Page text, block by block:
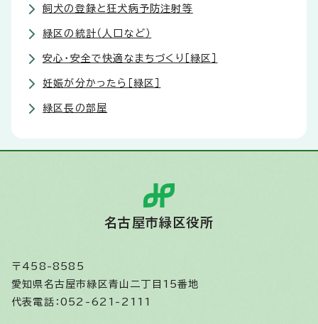
飼犬の登録と狂犬病予防注射等
緑区の統計（人口など）
安心・安全で快適なまちづくり［緑区］
妊娠が分かったら［緑区］
緑区長の部屋
名古屋市緑区役所
〒458-8585
愛知県名古屋市緑区青山二丁目15番地
代表電話：052-621-2111